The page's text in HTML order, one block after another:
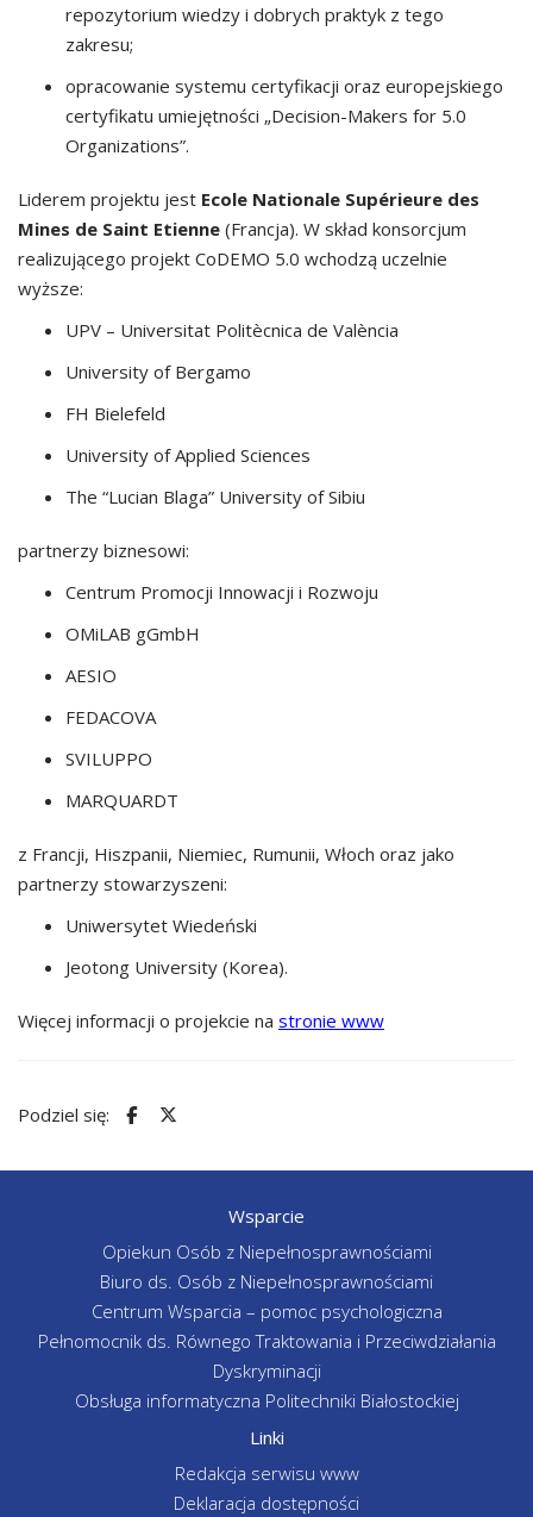
repozytorium wiedzy i dobrych praktyk z tego
zakresu;
opracowanie systemu certyfikacji oraz europejskiego
certyfikatu umiejętności „Decision-Makers for 5.0
Organizations”.
Liderem projektu jest Ecole Nationale Supérieure des
Mines de Saint Etienne (Francja). W skład konsorcjum
realizującego projekt CoDEMO 5.0 wchodzą uczelnie
wyższe:
UPV – Universitat Politècnica de València
University of Bergamo
FH Bielefeld
University of Applied Sciences
The “Lucian Blaga” University of Sibiu
partnerzy biznesowi:
Centrum Promocji Innowacji i Rozwoju
OMiLAB gGmbH
AESIO
FEDACOVA
SVILUPPO
MARQUARDT
z Francji, Hiszpanii, Niemiec, Rumunii, Włoch oraz jako
partnerzy stowarzyszeni:
Uniwersytet Wiedeński
Jeotong University (Korea).
Więcej informacji o projekcie na stronie www
Podziel się:
Wsparcie
Opiekun Osób z Niepełnosprawnościami
Biuro ds. Osób z Niepełnosprawnościami
Centrum Wsparcia – pomoc psychologiczna
Pełnomocnik ds. Równego Traktowania i Przeciwdziałania
Dyskryminacji
Obsługa informatyczna Politechniki Białostockiej
Linki
Redakcja serwisu www
Deklaracja dostępności